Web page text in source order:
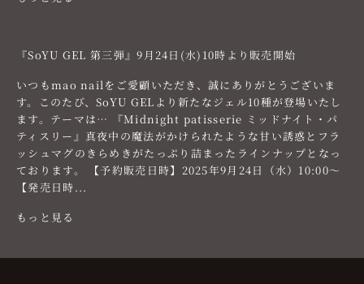
『SoYU GEL 第三弾』9月24日(水)10時より販売開始
いつもmao nailをご愛顧いただき、誠にありがとうございま
す。このたび、SoYU GELより新たなジェル10種が登場いたし
ます。テーマは… 『Midnight patisserie ミッドナイト・パ
ティスリー』真夜中の魔法がかけられたような甘い誘惑とフラ
ッシュマグのきらめきがたっぷり詰まったラインナップとなっ
ております。 【予約販売日時】2025年9月24日（水）10:00～
【発売日時...
もっと見る